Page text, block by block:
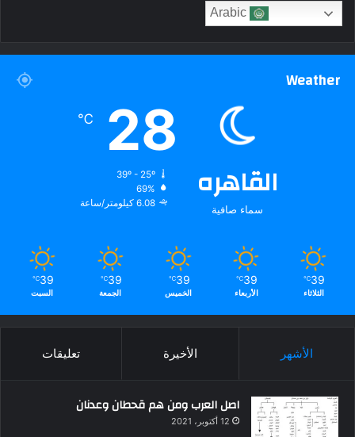
Weather
القاهره
سماء صافية
28
℃
39º - 25º
69%
6.08 كيلومتر/ساعة
39
℃
الثلاثاء
39
℃
الأربعاء
39
℃
الخميس
39
℃
الجمعة
39
℃
السبت
الأشهر الأخيرة تعليقات
اصل العرب ومن هم قحطان وعدنان
12 أكتوبر، 2021